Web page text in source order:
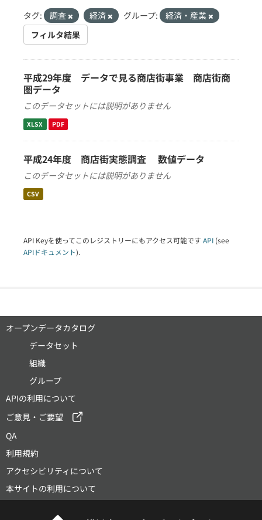
タグ: 調査 経済 グループ:
経済・産業
フィルタ結果
平成29年度 データで見る商店街事業 商店街商
圏データ
このデータセットには説明がありません
XLSX PDF
平成24年度 商店街実態調査 数値データ
このデータセットには説明がありません
CSV
API Keyを使ってこのレジストリーにもアクセス可能です API (see
APIドキュメント).
オープンデータカタログ
データセット
組織
グループ
APIの利用について
ご意見・ご要望
QA
利用規約
アクセシビリティについて
本サイトの利用について